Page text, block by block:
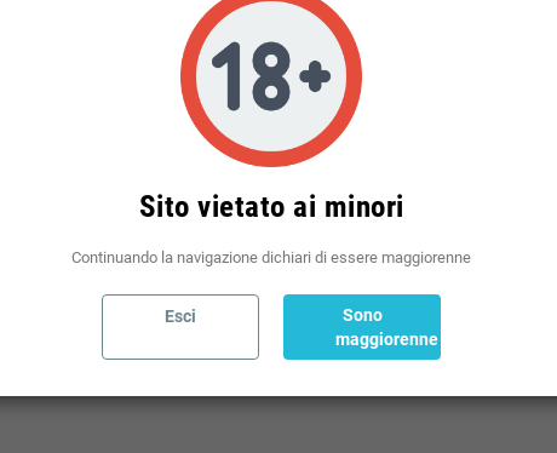
Politiche per le spedizioni
E MIRTILLI.
Sito vietato ai minori
Continuando la navigazione dichiari di essere maggiorenne
Esci
Sono
maggiorenne